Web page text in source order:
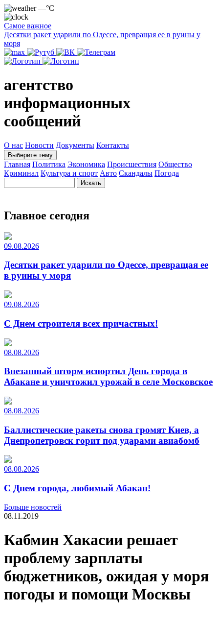
—°C
Самое важное
Десятки ракет ударили по Одессе, превращая ее в руины у
моря
агентство
информационных
сообщений
О нас Новости Документы Контакты
Выберите тему
Главная Политика Экономика Происшествия Общество
Криминал Культура и спорт Авто Скандалы Погода
Главное сегодня
09.08.2026
Десятки ракет ударили по Одессе, превращая ее
в руины у моря
09.08.2026
С Днем строителя всех причастных!
08.08.2026
Внезапный шторм испортил День города в
Абакане и уничтожил урожай в селе Московское
08.08.2026
Баллистические ракеты снова громят Киев, а
Днепропетровск горит под ударами авиабомб
08.08.2026
С Днем города, любимый Абакан!
Больше новостей
08.11.2019
Кабмин Хакасии решает
проблему зарплаты
бюджетников, ожидая у моря
погоды и помощи Москвы